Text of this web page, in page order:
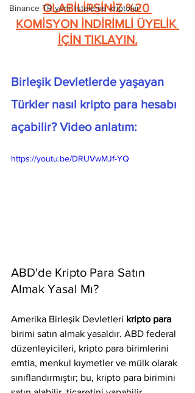
Binance TR yeni listeleme kriptolar
OLABİLİRSİNİZ %20
KOMİSYON İNDİRİMLİ ÜYELİK
İÇİN TIKLAYIN.
Birleşik Devletlerde yaşayan
Türkler nasıl kripto para hesabı
açabilir? Video anlatım:
https://youtu.be/DRUVwMJf-YQ
ABD'de Kripto Para Satın
Almak Yasal Mı?
Amerika Birleşik Devletleri kripto para
birimi satın almak yasaldır. ABD federal
düzenleyicileri, kripto para birimlerini
emtia, menkul kıymetler ve mülk olarak
sınıflandırmıştır; bu, kripto para birimini